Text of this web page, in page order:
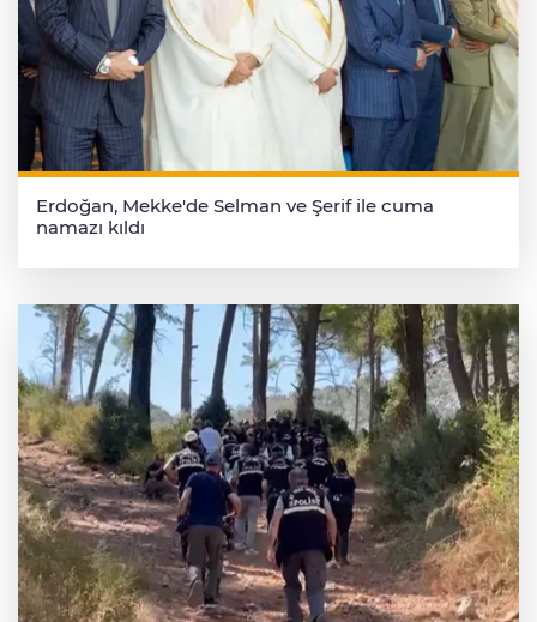
Erdoğan, Mekke'de Selman ve Şerif ile cuma
namazı kıldı